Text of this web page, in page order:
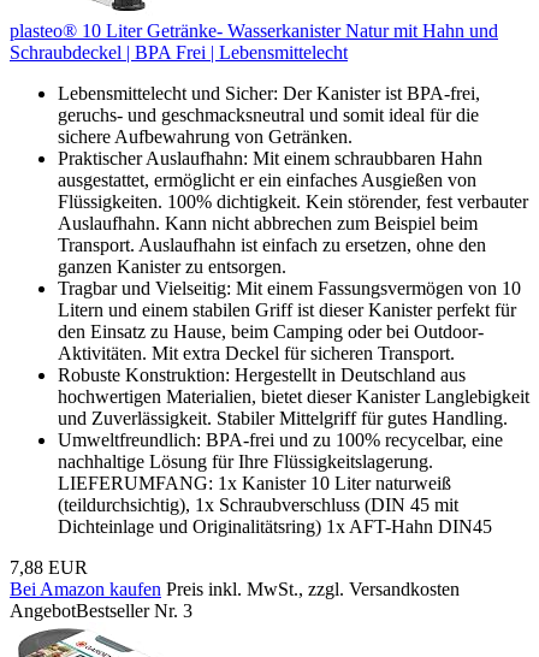
plasteo® 10 Liter Getränke- Wasserkanister Natur mit Hahn und
Schraubdeckel | BPA Frei | Lebensmittelecht
Lebensmittelecht und Sicher: Der Kanister ist BPA-frei,
geruchs- und geschmacksneutral und somit ideal für die
sichere Aufbewahrung von Getränken.
Praktischer Auslaufhahn: Mit einem schraubbaren Hahn
ausgestattet, ermöglicht er ein einfaches Ausgießen von
Flüssigkeiten. 100% dichtigkeit. Kein störender, fest verbauter
Auslaufhahn. Kann nicht abbrechen zum Beispiel beim
Transport. Auslaufhahn ist einfach zu ersetzen, ohne den
ganzen Kanister zu entsorgen.
Tragbar und Vielseitig: Mit einem Fassungsvermögen von 10
Litern und einem stabilen Griff ist dieser Kanister perfekt für
den Einsatz zu Hause, beim Camping oder bei Outdoor-
Aktivitäten. Mit extra Deckel für sicheren Transport.
Robuste Konstruktion: Hergestellt in Deutschland aus
hochwertigen Materialien, bietet dieser Kanister Langlebigkeit
und Zuverlässigkeit. Stabiler Mittelgriff für gutes Handling.
Umweltfreundlich: BPA-frei und zu 100% recycelbar, eine
nachhaltige Lösung für Ihre Flüssigkeitslagerung.
LIEFERUMFANG: 1x Kanister 10 Liter naturweiß
(teildurchsichtig), 1x Schraubverschluss (DIN 45 mit
Dichteinlage und Originalitätsring) 1x AFT-Hahn DIN45
7,88 EUR
Bei Amazon kaufen Preis inkl. MwSt., zzgl. Versandkosten
AngebotBestseller Nr. 3